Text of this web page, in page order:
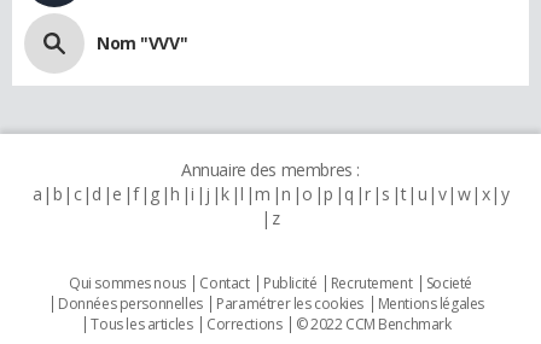
Nom "VVV"
Annuaire des membres :
a b c d e f g h i j k l m n o p q r s t u v w x y
z
Qui sommes nous Contact Publicité Recrutement
Societé
Données personnelles
Paramétrer les cookies
Mentions légales
Tous les articles
Corrections © 2022 CCM Benchmark